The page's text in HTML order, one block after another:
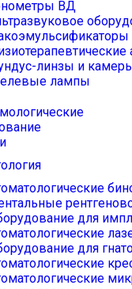
ВД
линзы и
лампы
для
для